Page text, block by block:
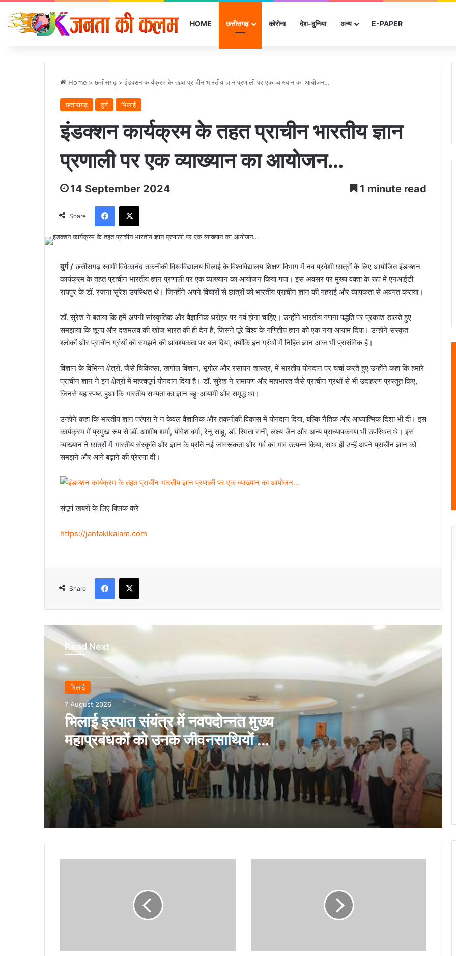
HOME छत्तीसगढ़ कोरोना देश-दुनिया अन्‍य E-PAPER
Home > छत्तीसगढ़ > इंडक्शन कार्यक्रम के तहत प्राचीन भारतीय ज्ञान प्रणाली पर एक व्याख्यान का आयोजन…
छत्तीसगढ़ दुर्ग भिलाई
इंडक्शन कार्यक्रम के तहत प्राचीन भारतीय ज्ञान
प्रणाली पर एक व्याख्यान का आयोजन…
14 September 2024 1 minute read
Share
Facebook
X
दुर्ग /छत्तीसगढ़ स्वामी विवेकानंद तकनीकी विश्वविद्यालय भिलाई के विश्वविद्यालय शिक्षण विभाग में नव प्रवेशी छात्रों के लिए आयोजित इंडक्शन
कार्यक्रम के तहत प्राचीन भारतीय ज्ञान प्रणाली पर एक व्याख्यान का आयोजन किया गया। इस अवसर पर मुख्य वक्ता के रूप में एनआईटी
रायपुर के डॉ. रजना सुरेश उपस्थित थे। जिन्होंने अपने विचारों से छात्रों को भारतीय प्राचीन ज्ञान की गहराई और व्यापकता से अवगत कराया।
डॉ. सुरेश ने बताया कि हमें अपनी सांस्कृतिक और वैज्ञानिक धरोहर पर गर्व होना चाहिए। उन्होंने भारतीय गणना पद्धति पर प्रकाश डालते हुए
समझाया कि शून्य और दशमलव की खोज भारत की ही देन है, जिसने पूरे विश्व के गणितीय ज्ञान को एक नया आयाम दिया। उन्होंने संस्कृत
श्लोकों और प्राचीन ग्रंथों को समझने की आवश्यकता पर बल दिया, क्योंकि इन ग्रंथों में निहित ज्ञान आज भी प्रासंगिक है।
विज्ञान के विभिन्न क्षेत्रों, जैसे चिकित्सा, खगोल विज्ञान, भूगोल और रसायन शास्त्र, में भारतीय योगदान पर चर्चा करते हुए उन्होंने कहा कि हमारे
प्राचीन ज्ञान ने इन क्षेत्रों में महत्वपूर्ण योगदान दिया है। डॉ. सुरेश ने रामायण और महाभारत जैसे प्राचीन ग्रंथों से भी उदाहरण प्रस्तुत किए,
जिनसे यह स्पष्ट हुआ कि भारतीय सभ्यता का ज्ञान बहु-आयामी और समृद्ध था।
उन्होंने कहा कि भारतीय ज्ञान परंपरा ने न केवल वैज्ञानिक और तकनीकी विकास में योगदान दिया, बल्कि नैतिक और आध्यात्मिक दिशा भी दी। इस
कार्यक्रम में प्रमुख रूप से डॉ. आशीष शर्मा, योगेश वर्मा, रेनू साहू, डॉ. स्मिता रानी, लक्ष्य जैन और अन्य प्राध्यापकगण भी उपस्थित थे। इस
व्याख्यान ने छात्रों में भारतीय संस्कृति और ज्ञान के प्रति नई जागरूकता और गर्व का भाव उत्पन्न किया, साथ ही उन्हें अपने प्राचीन ज्ञान को
समझने और आगे बढ़ाने की प्रेरणा दी।
संपूर्ण खबरों के लिए क्लिक करे
https://jantakikalam.com
Share
Facebook
X
Read Next
भिलाई
7 August 2026
भिलाई इस्पात संयंत्र में नवपदोन्नत मुख्य
महाप्रबंधकों को उनके जीवनसाथियों की
उपस्थिति में पदोन्नति आदेश प्रदान किये
गये
सुरक्षा कार्यशाला’’ का आयोजन…
रिकॉर्ड
नेहरू आर्ट गैलरी में छायाकार हिमांशु वर्मा की एकल
छायाचित्र प्रदर्शनी उद्घाटित
दीक्षारंभ में शिक्षा मंत्री गजेन्द्र यादव ने नवप्रवेशी
छात्राओं का तिलक लगाकर विद्यार्थियों से किये
आत्मीय संवाद
राष्ट्रीय क्रिटिकल मिनरल मिशन पर सांसद
बृजमोहन अग्रवाल ने रखा छत्तीसगढ़ को भारत की
ऊर्जा सुरक्षा एवं भविष्य की क्रिटिकल मिनरल
अर्थव्यवस्था का अग्रणी राज्य बनाने का विजन
“आज का युवा नौकरी माँगने वाला नहीं, नौकरी देने
वाला बने”- विधायक ललित चंद्राकर
अयोध्या में राम मंदिर भूमि पूजन की स्मृति में रिसाली
“डिजिटल न्याय वितरण प्रणाली की नई गति :
आईना,